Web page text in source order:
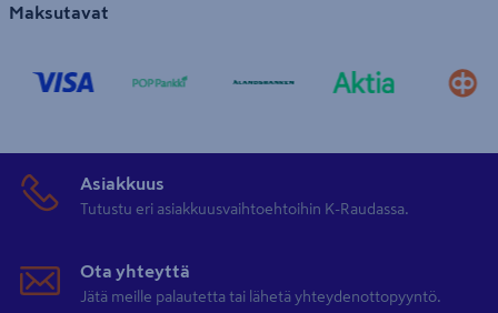
Maksutavat
Asiakkuus
Tutustu eri asiakkuusvaihtoehtoihin K-Raudassa.
Ota yhteyttä
Jätä meille palautetta tai lähetä yhteydenottopyyntö.